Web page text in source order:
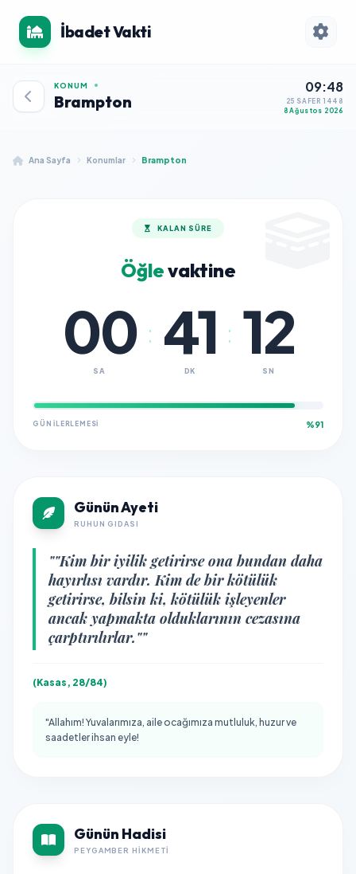
İbadet Vakti
KONUM
Brampton
09:48
25 SAFER 1448
8 Ağustos 2026
Ana Sayfa Konumlar Brampton
KALAN SÜRE
Öğlevaktine
00
SA
: 41
DK
: 12
SN
GÜN İLERLEMESI %91
Günün Ayeti
RUHUN GIDASI
""Kim bir iyilik getirirse ona bundan daha
hayırlısı vardır. Kim de bir kötülük
getirirse, bilsin ki, kötülük işleyenler
ancak yapmakta olduklarının cezasına
çarptırılırlar.""
(Kasas, 28/84)
"Allahım! Yuvalarımıza, aile ocağımıza mutluluk, huzur ve
saadetler ihsan eyle!
Günün Hadisi
PEYGAMBER HIKMETI